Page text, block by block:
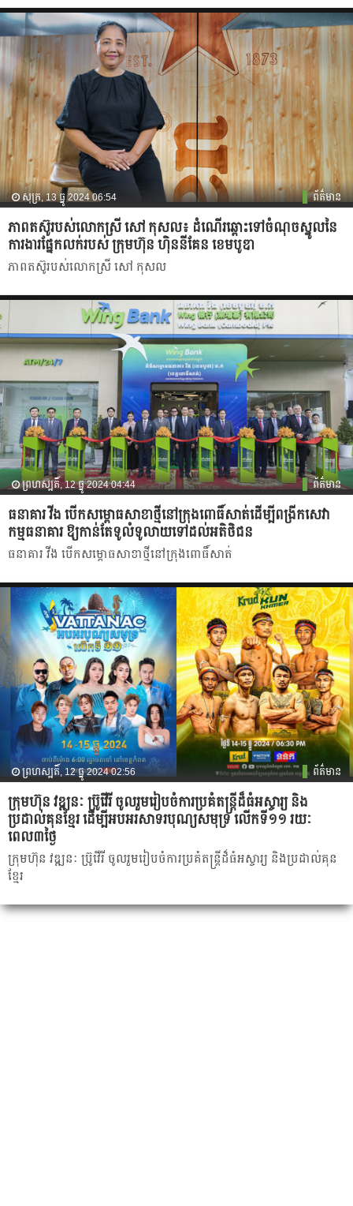
សុក្រ, 13 ធ្នូ 2024 06:54 ព័ត៌មាន
ភាពតស៊ូរបស់លោកស្រី សៅ កុសល៖ ដំណើរឆ្ពោះទៅចំណុចស្នូលនៃ
ការងារផ្នែកលក់របស់ ក្រុមហ៊ុន ហ៊ិននីគែន ខេមបូឌា
ភាពតស៊ូរបស់លោកស្រី សៅ កុសល
ព្រហស្បតិ៍, 12 ធ្នូ 2024 04:44 ព័ត៌មាន
ធនាគារ វីង បើកសម្ពោធសាខាថ្មីនៅក្រុងពោធិ៍សាត់ដើម្បីពង្រីកសេវា
កម្មធនាគារ ឱ្យកាន់តែទូលំទូលាយទៅដល់អតិថិជន
ធនាគារ វីង បើកសម្ពោធសាខាថ្មីនៅក្រុងពោធិ៍សាត់
ព្រហស្បតិ៍, 12 ធ្នូ 2024 02:56 ព័ត៌មាន
ក្រុមហ៊ុន វឌ្ឍនៈ ប្រ៊ូវើរី ចូលរួមរៀបចំការប្រគំតន្ត្រីដ៏ធំអស្ចារ្យ និង
ប្រដាល់គុនខ្មែរ ដើម្បីអបអរសាទរបុណ្យសមុទ្រ លើកទី១១ រយៈ
ពេល៣ថ្ងៃ
ក្រុមហ៊ុន វឌ្ឍនៈ ប្រ៊ូវើរី ចូលរួមរៀបចំការប្រគំតន្ត្រីដ៏ធំអស្ចារ្យ និងប្រដាល់គុន
ខ្មែរ